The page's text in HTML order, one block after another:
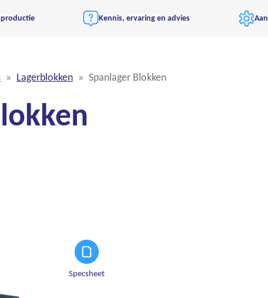
Kennis, ervaring en advies
Lagerblokken Spanlager Blokken
Specsheet